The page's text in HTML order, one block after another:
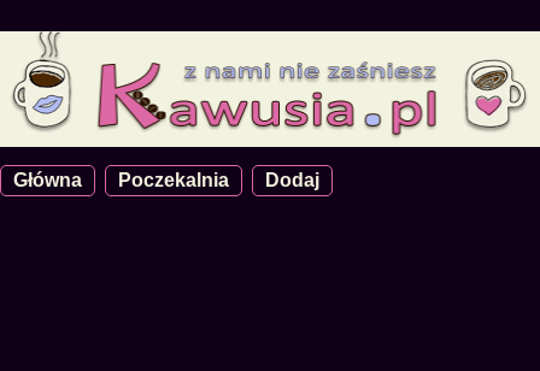
Główna Poczekalnia Dodaj